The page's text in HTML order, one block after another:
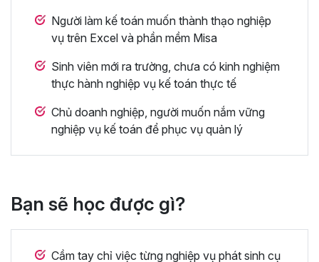
Người làm kế toán muốn thành thạo nghiệp
vụ trên Excel và phần mềm Misa
Sinh viên mới ra trường, chưa có kinh nghiệm
thực hành nghiệp vụ kế toán thực tế
Chủ doanh nghiệp, người muốn nắm vững
nghiệp vụ kế toán để phục vụ quản lý
Bạn sẽ học được gì?
Cầm tay chỉ việc từng nghiệp vụ phát sinh cụ